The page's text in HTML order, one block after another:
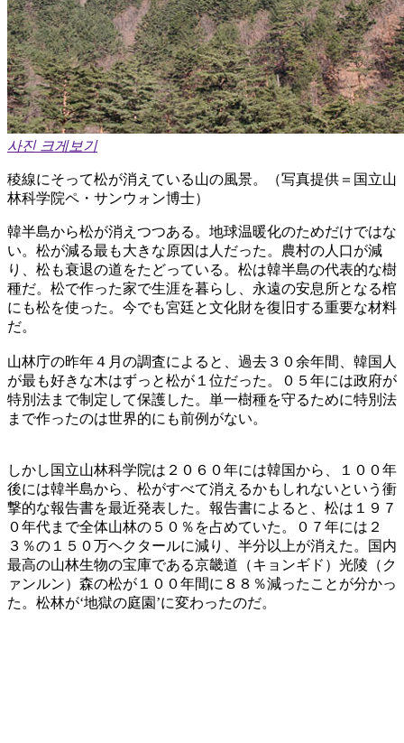
사진 크게보기
稜線にそって松が消えている山の風景。（写真提供＝国立山
林科学院ペ・サンウォン博士）
韓半島から松が消えつつある。地球温暖化のためだけではな
い。松が減る最も大きな原因は人だった。農村の人口が減
り、松も衰退の道をたどっている。松は韓半島の代表的な樹
種だ。松で作った家で生涯を暮らし、永遠の安息所となる棺
にも松を使った。今でも宮廷と文化財を復旧する重要な材料
だ。
山林庁の昨年４月の調査によると、過去３０余年間、韓国人
が最も好きな木はずっと松が１位だった。０５年には政府が
特別法まで制定して保護した。単一樹種を守るために特別法
まで作ったのは世界的にも前例がない。
しかし国立山林科学院は２０６０年には韓国から、１００年
後には韓半島から、松がすべて消えるかもしれないという衝
撃的な報告書を最近発表した。報告書によると、松は１９７
０年代まで全体山林の５０％を占めていた。０７年には２
３％の１５０万ヘクタールに減り、半分以上が消えた。国内
最高の山林生物の宝庫である京畿道（キョンギド）光陵（ク
ァンルン）森の松が１００年間に８８％減ったことが分かっ
た。松林が‘地獄の庭園’に変わったのだ。